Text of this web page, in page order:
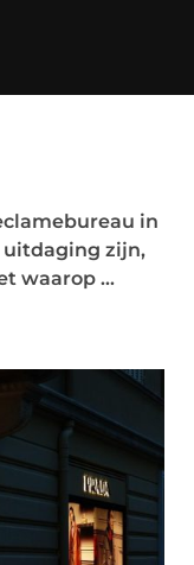
in
uitdaging zijn,
waarop ...